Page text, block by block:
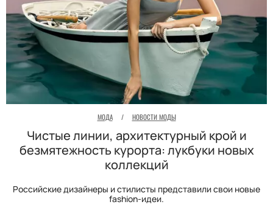
МОДА / НОВОСТИ МОДЫ
Чистые линии, архитектурный крой и
безмятежность курорта: лукбуки новых
коллекций
Российские дизайнеры и стилисты представили свои новые
fashion-идеи.